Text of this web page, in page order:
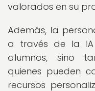
valorados en su
Además, la
a través de la
alumnos, sino
quienes pueden
recursos